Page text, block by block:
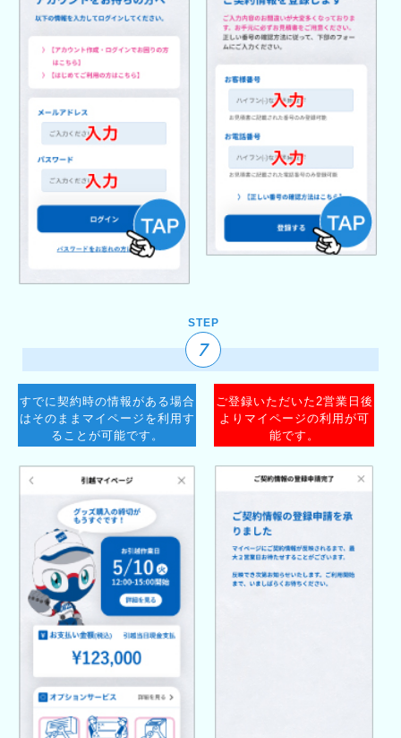
STEP
7
すでに契約時の情報がある場合
は そのままマイページを利用す
ることが可能です。
ご登録いただいた2営業日後
より マイページの利用が可
能です。